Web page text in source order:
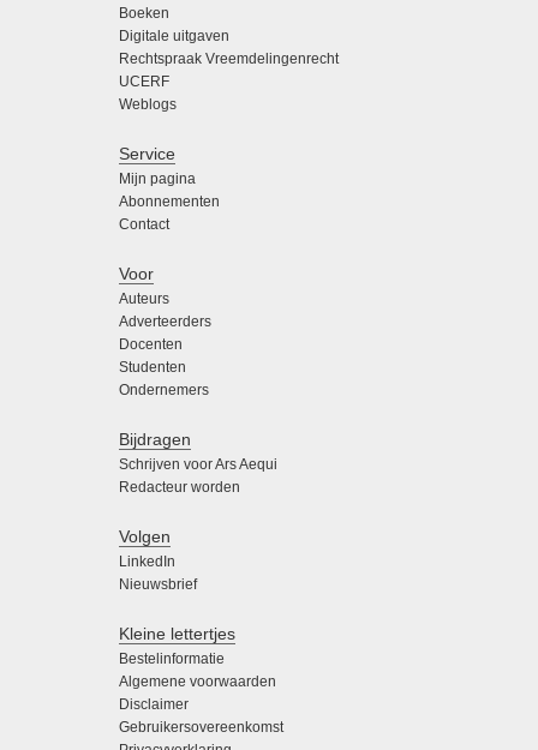
Boeken
Digitale uitgaven
Rechtspraak Vreemdelingenrecht
UCERF
Weblogs
Service
Mijn pagina
Abonnementen
Contact
Voor
Auteurs
Adverteerders
Docenten
Studenten
Ondernemers
Bijdragen
Schrijven voor Ars Aequi
Redacteur worden
Volgen
LinkedIn
Nieuwsbrief
Kleine lettertjes
Bestelinformatie
Algemene voorwaarden
Disclaimer
Gebruikersovereenkomst